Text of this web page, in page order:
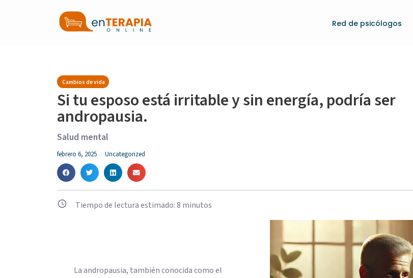
Red de psicólogos
Cambios de vida
Si tu esposo está irritable y sin energía, podría ser
andropausia.
Salud mental
febrero 6, 2025 Uncategorized
Tiempo de lectura estimado:8 minutos
La andropausia, también conocida como el